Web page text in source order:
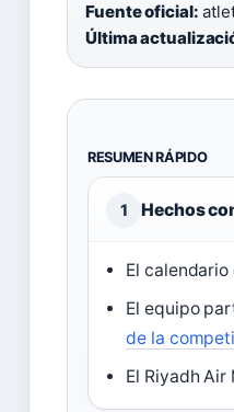
Fuente oficial:
Última
RESUMEN RÁPIDO
1 Hechos
El
El equipo
de la
El Riyadh